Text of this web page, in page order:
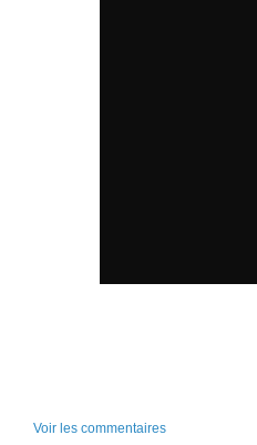
Voir les commentaires